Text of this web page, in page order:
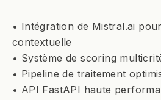
• Intégration de Mistral.ai
contextuelle
• Système de scoring
• Pipeline de traitement
• API FastAPI haute